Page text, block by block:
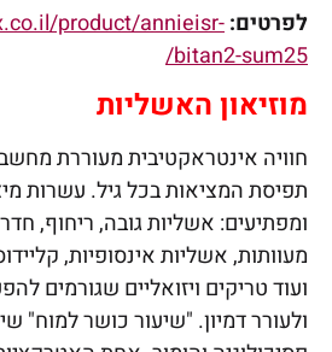
לפרטים:product/annieisr-
bitan2-sum25/
מוזיאון האשליות
חוויה אינטראקטיבית מעוררת
תפיסת המציאות בכל גיל. עשרות
ומפתיעים: אשליות גובה, ריחוף,
מעוותות, אשליות אינסופיות,
ועוד טריקים ויזואליים שגורמים
ולעורר דמיון. "שיעור כושר למוח"